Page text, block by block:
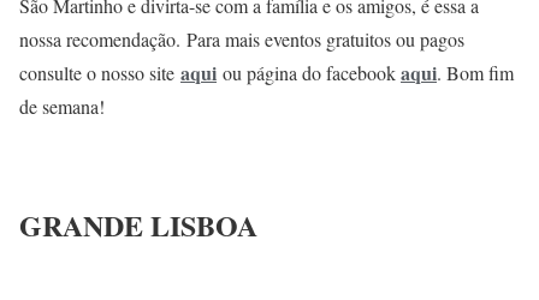
São Martinho e divirta-se com a família e os amigos, é essa a
nossa recomendação. Para mais eventos gratuitos ou pagos
consulte o nosso site aqui ou página do facebookaqui. Bom fim
de semana!
GRANDE LISBOA